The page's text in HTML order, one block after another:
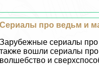
Сериалы про ведьм и
Зарубежные сериалы про
также вошли сериалы
волшебство и